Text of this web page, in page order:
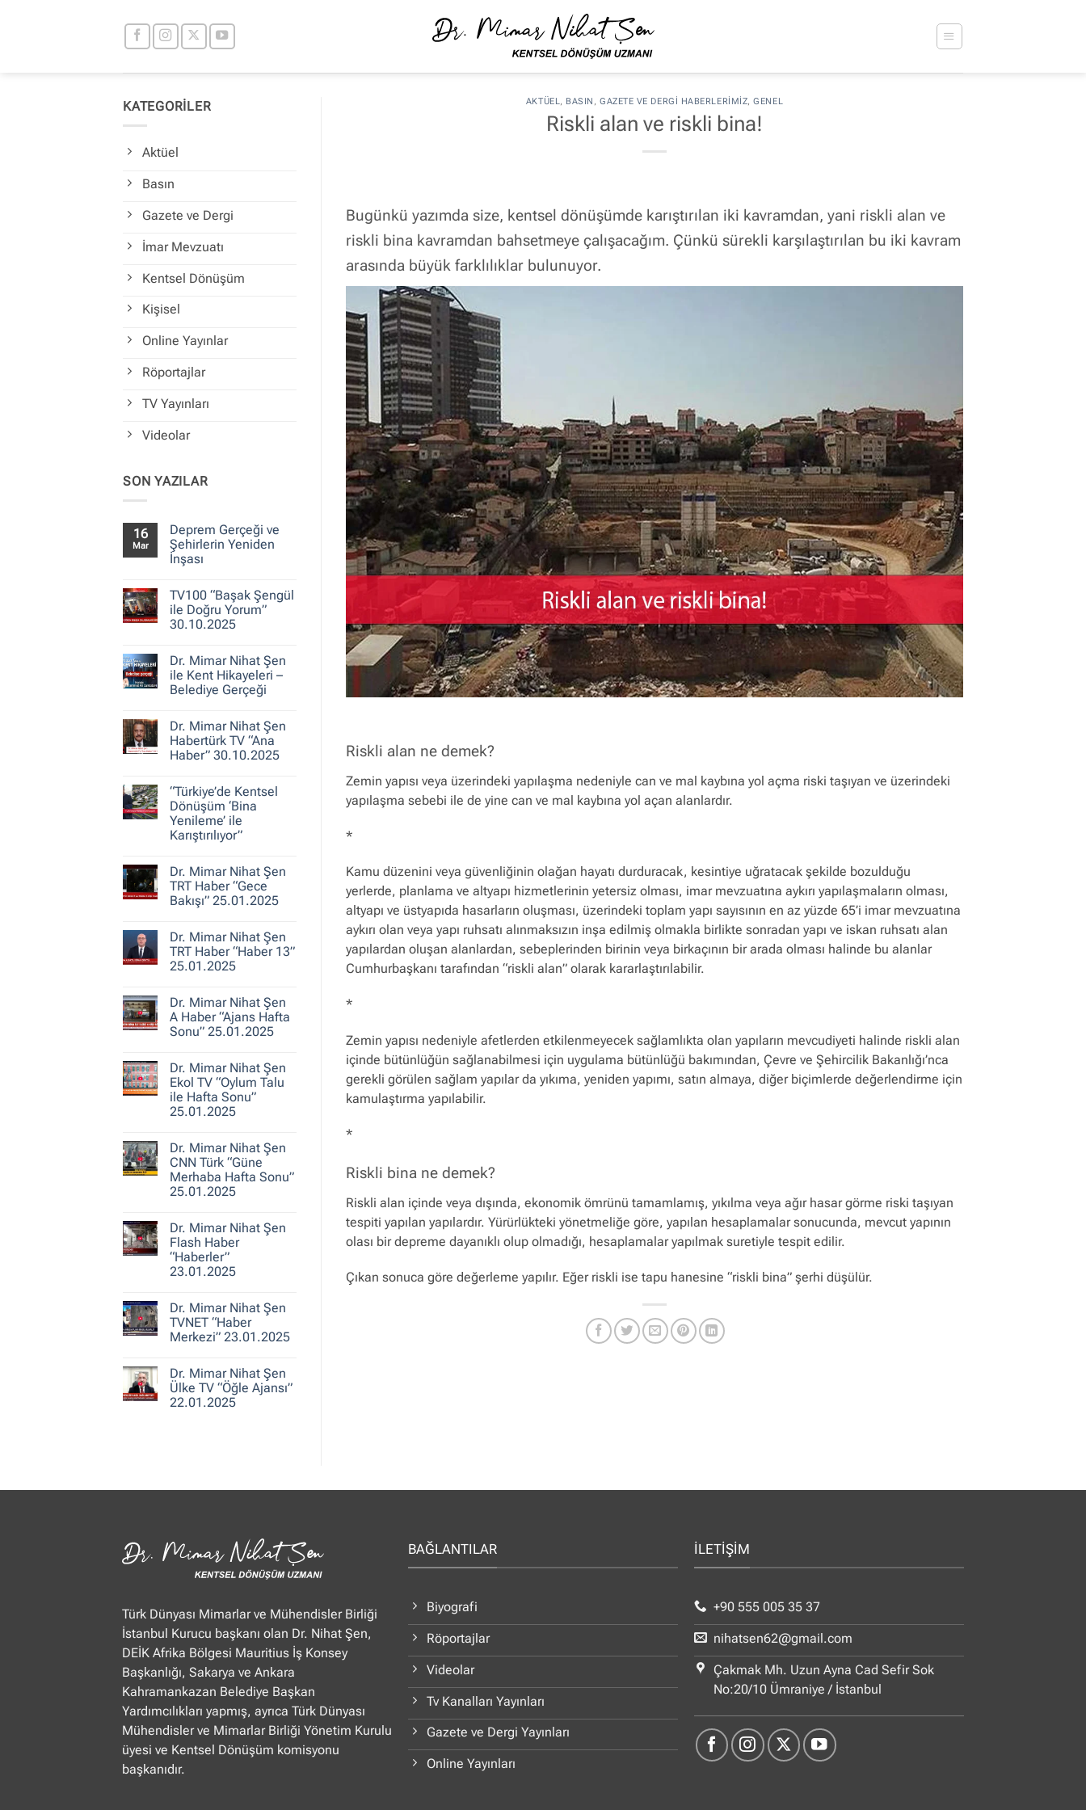
KATEGORİLER
Aktüel
Basın
Gazete ve Dergi
İmar Mevzuatı
Kentsel Dönüşüm
Kişisel
Online Yayınlar
Röportajlar
TV Yayınları
Videolar
SON YAZILAR
16
Mar
Deprem Gerçeği ve
Şehirlerin Yeniden
İnşası
Deprem
Gerçeği
ve
Şehirlerin
TV100 “Başak Şengül
ile Doğru Yorum”
30.10.2025
TV100
“Başak
Şengül
ile
30.10.2025
Dr. Mimar Nihat Şen
ile Kent Hikayeleri –
Belediye Gerçeği
Dr.
Mimar
Nihat
Şen
Hikayeleri
–
Belediye
Gerçeği
Dr. Mimar Nihat Şen
Habertürk TV “Ana
Haber” 30.10.2025
Dr.
Mimar
Nihat
Şen
Habertürk
Haber”
30.10.2025
“Türkiye’de Kentsel
Dönüşüm ‘Bina
Yenileme’ ile
Karıştırılıyor”
“Türkiye’de
Kentsel
Dönüşüm
‘Bina
Karıştırılıyor”
Dr. Mimar Nihat Şen
TRT Haber “Gece
Bakışı” 25.01.2025
Dr.
Mimar
Nihat
Şen
“Gece
Bakışı”
25.01.2025
Dr. Mimar Nihat Şen
TRT Haber “Haber 13”
25.01.2025
Dr.
Mimar
Nihat
Şen
“Haber
13”
25.01.2025
Dr. Mimar Nihat Şen
A Haber “Ajans Hafta
Sonu” 25.01.2025
Dr.
Mimar
Nihat
Şen
A
Hafta
Sonu”
25.01.2025
Dr. Mimar Nihat Şen
Ekol TV “Oylum Talu
ile Hafta Sonu”
25.01.2025
Dr.
Mimar
Nihat
Şen
Ekol
Talu
ile
Hafta
Sonu”
25.01.2025
Dr. Mimar Nihat Şen
CNN Türk “Güne
Merhaba Hafta Sonu”
25.01.2025
Dr.
Mimar
Nihat
Şen
CNN
Merhaba
Hafta
Sonu”
25.01.2025
Dr. Mimar Nihat Şen
Flash Haber
“Haberler”
23.01.2025
Dr.
Mimar
Nihat
Şen
“Haberler”
23.01.2025
Dr. Mimar Nihat Şen
TVNET “Haber
Merkezi” 23.01.2025
Dr.
Mimar
Nihat
Şen
Dr. Mimar Nihat Şen
Ülke TV “Öğle Ajansı”
22.01.2025
TV
AKTÜEL, BASIN ,GAZETE VE DERGI HABERLERIMIZ,GENEL
Riskli alan ve riskli bina!
Bugünkü yazımda size, kentsel dönüşümde karıştırılan iki kavramdan, yani riskli alan ve
riskli bina kavramdan bahsetmeye çalışacağım. Çünkü sürekli karşılaştırılan bu iki kavram
arasında büyük farklılıklar bulunuyor.
Riskli alan ne demek?
Zemin yapısı veya üzerindeki yapılaşma nedeniyle can ve mal kaybına yol açma riski taşıyan ve üzerindeki
yapılaşma sebebi ile de yine can ve mal kaybına yol açan alanlardır.
*
Kamu düzenini veya güvenliğinin olağan hayatı durduracak, kesintiye uğratacak şekilde bozulduğu
yerlerde, planlama ve altyapı hizmetlerinin yetersiz olması, imar mevzuatına aykırı yapılaşmaların olması,
altyapı ve üstyapıda hasarların oluşması, üzerindeki toplam yapı sayısının en az yüzde 65’i imar mevzuatına
aykırı olan veya yapı ruhsatı alınmaksızın inşa edilmiş olmakla birlikte sonradan yapı ve iskan ruhsatı alan
yapılardan oluşan alanlardan, sebeplerinden birinin veya birkaçının bir arada olması halinde bu alanlar
Cumhurbaşkanı tarafından “riskli alan” olarak kararlaştırılabilir.
*
Zemin yapısı nedeniyle afetlerden etkilenmeyecek sağlamlıkta olan yapıların mevcudiyeti halinde riskli alan
içinde bütünlüğün sağlanabilmesi için uygulama bütünlüğü bakımından, Çevre ve Şehircilik Bakanlığı’nca
gerekli görülen sağlam yapılar da yıkıma, yeniden yapımı, satın almaya, diğer biçimlerde değerlendirme için
kamulaştırma yapılabilir.
*
Riskli bina ne demek?
Riskli alan içinde veya dışında, ekonomik ömrünü tamamlamış, yıkılma veya ağır hasar görme riski taşıyan
tespiti yapılan yapılardır. Yürürlükteki yönetmeliğe göre, yapılan hesaplamalar sonucunda, mevcut yapının
olası bir depreme dayanıklı olup olmadığı, hesaplamalar yapılmak suretiyle tespit edilir.
Çıkan sonuca göre değerleme yapılır. Eğer riskli ise tapu hanesine “riskli bina” şerhi düşülür.
Türk Dünyası Mimarlar ve Mühendisler Birliği
İstanbul Kurucu başkanı olan Dr. Nihat Şen,
DEİK Afrika Bölgesi Mauritius İş Konsey
Başkanlığı, Sakarya ve Ankara
Kahramankazan Belediye Başkan
Yardımcılıkları yapmış, ayrıca Türk Dünyası
Mühendisler ve Mimarlar Birliği Yönetim Kurulu
üyesi ve Kentsel Dönüşüm komisyonu
başkanıdır.
BAĞLANTILAR
Biyografi
Röportajlar
Videolar
Tv Kanalları Yayınları
Gazete ve Dergi Yayınları
Online Yayınları
İLETİŞİM
+90 555 005 35 37
nihatsen62@gmail.com
Çakmak Mh. Uzun Ayna Cad Sefir Sok
No:20/10 Ümraniye / İstanbul